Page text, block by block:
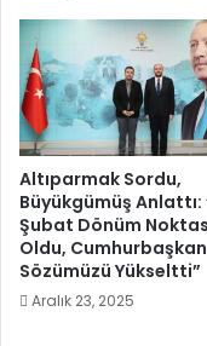
Altıparmak Sordu,
Büyükgümüş Anlattı:
Şubat Dönüm
Oldu,
Sözümüzü Yükseltti”
Aralık 23, 2025